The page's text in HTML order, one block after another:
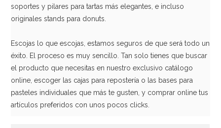
Bolsa para Panettone 25 x 34 cm 5 unidades
soportes y pilares para tartas más elegantes, e incluso
originales stands para donuts.
Escojas lo que escojas, estamos seguros de que será todo un
éxito. El proceso es muy sencillo. Tan solo tienes que buscar
el producto que necesitas en nuestro exclusivo catálogo
online, escoger las cajas para repostería o las bases para
pasteles individuales que más te gusten, y comprar online tus
artículos preferidos con unos pocos clicks.